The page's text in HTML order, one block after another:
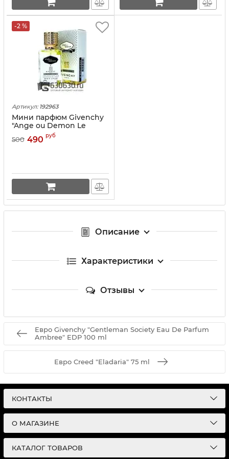
-2 %
Артикул: 192963
Мини парфюм Givenchy
"Ange ou Demon Le
Secret" 50 ml
500 490 руб
Описание
Характеристики
Отзывы
Евро Givenchy "Gentleman Society Eau De Parfum
Ambree" EDP 100 ml
Евро Creed "Eladaria" 75 ml
КОНТАКТЫ
О МАГАЗИНЕ
КАТАЛОГ ТОВАРОВ